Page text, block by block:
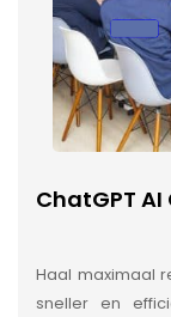
ChatGPT AI
Haal maximaal
sneller en